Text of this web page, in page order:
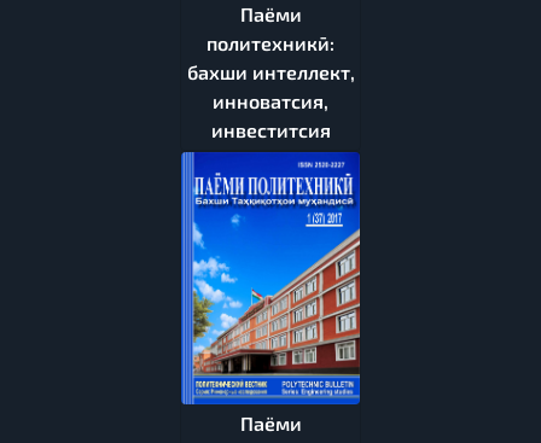
Паёми
политехникӣ:
бахши интеллект,
инноватсия,
инвеститсия
Паёми